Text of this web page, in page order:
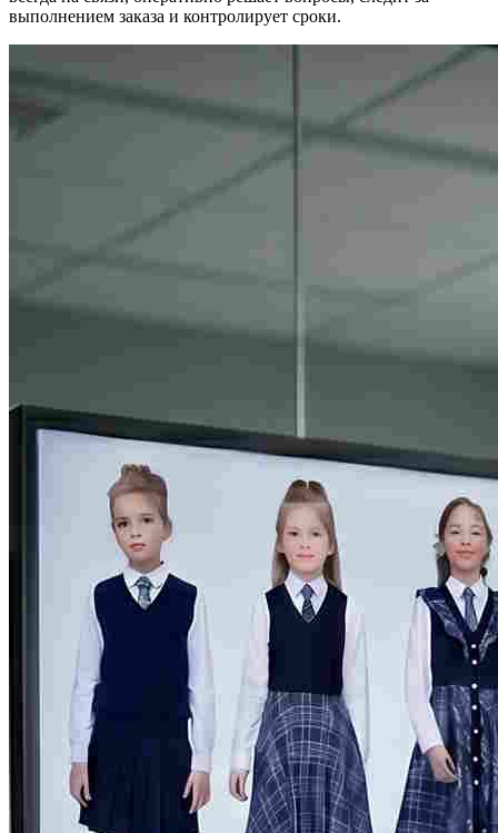
выполнением заказа и контролирует сроки.